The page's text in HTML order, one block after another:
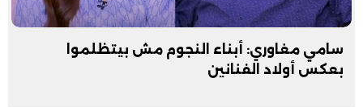
سامي مغاوري: أبناء النجوم مش بيتظلموا
بعكس أولاد الفنانين